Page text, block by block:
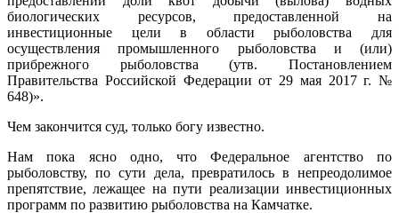
биологических ресурсов, предоставленной на
инвестиционные цели в области рыболовства для
осуществления промышленного рыболовства и (или)
прибрежного рыболовства (утв. Постановлением
Правительства Российской Федерации от 29 мая 2017 г. №
648)».
Чем закончится суд, только богу известно.
Нам пока ясно одно, что Федеральное агентство по
рыболовству, по сути дела, превратилось в непреодолимое
препятствие, лежащее на пути реализации инвестиционных
программ по развитию рыболовства на Камчатке.